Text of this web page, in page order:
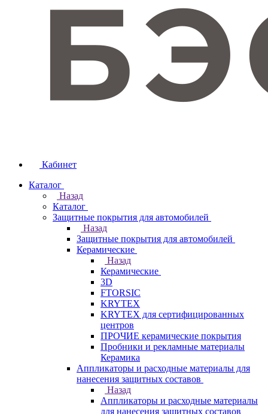
Кабинет
Каталог
Назад
Каталог
Защитные покрытия для автомобилей
Назад
Защитные покрытия для автомобилей
Керамические
Назад
Керамические
3D
FTORSIC
KRYTEX
KRYTEX для сертифицированных
центров
ПРОЧИЕ керамические покрытия
Пробники и рекламные материалы
Керамика
Аппликаторы и расходные материалы для
нанесения защитных составов
Назад
Аппликаторы и расходные материалы
для нанесения защитных составов